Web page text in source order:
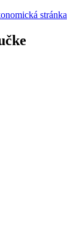
stránka